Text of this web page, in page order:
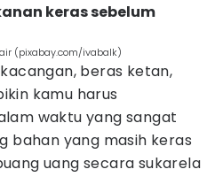
keras sebelum
(pixabay.com/ivabalk)
beras ketan,
kamu harus
waktu yang sangat
bahan yang masih keras
uang secara sukarela